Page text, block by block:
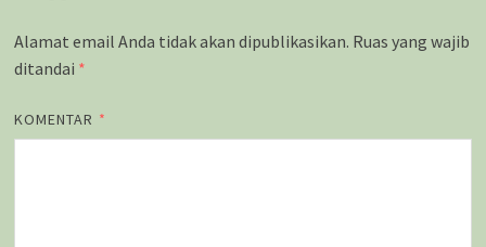
Alamat email Anda tidak akan dipublikasikan. Ruas yang wajib
ditandai *
KOMENTAR *